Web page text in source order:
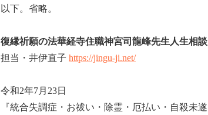
以下。省略。
復縁祈願の法華経寺住職神宮司龍峰先生人生相談
担当・井伊直子 https://jingu-ji.net/
令和2年7月23日
『統合失調症・お祓い・除霊・厄払い・自殺未